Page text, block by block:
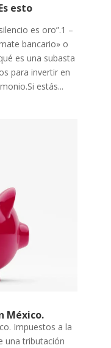
esto
es oro”.1 –
bancario» o
es una subasta
para invertir en
estás...
México.
Impuestos a la
una tributación